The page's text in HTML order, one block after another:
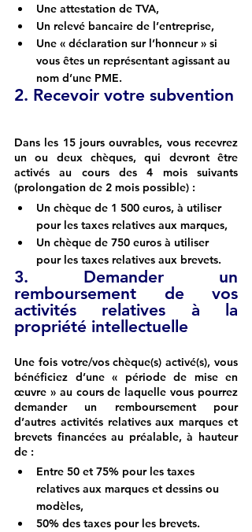
Une attestation de TVA,
Un relevé bancaire de l’entreprise,
Une « déclaration sur l’honneur » si
vous êtes un représentant agissant au
nom d’une PME.
2. Recevoir votre subvention
Dans les 15 jours ouvrables, vous recevrez
un ou deux chèques, qui devront être
activés au cours des 4 mois suivants
(prolongation de 2 mois possible) :
Un chèque de 1 500 euros, à utiliser
pour les taxes relatives aux marques,
Un chèque de 750 euros à utiliser
pour les taxes relatives aux brevets.
3. Demander un
remboursement de vos
activités relatives à la
propriété intellectuelle
Une fois votre/vos chèque(s) activé(s), vous
bénéficiez d’une « période de mise en
œuvre » au cours de laquelle vous pourrez
demander un remboursement pour
d’autres activités relatives aux marques et
brevets financées au préalable, à hauteur
de :
Entre 50 et 75% pour les taxes
relatives aux marques et dessins ou
modèles,
50% des taxes pour les brevets.